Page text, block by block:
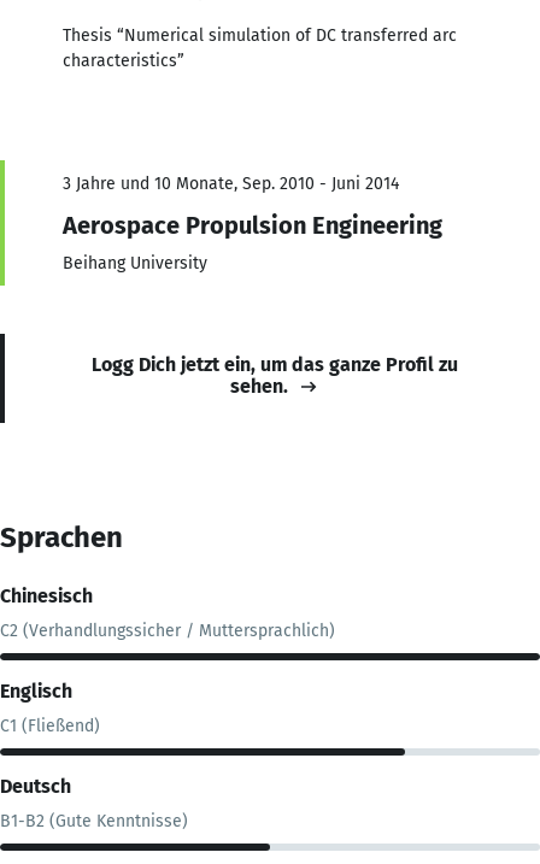
Thesis “Numerical simulation of DC transferred arc
characteristics”
3 Jahre und 10 Monate, Sep. 2010 - Juni 2014
Aerospace Propulsion Engineering
Beihang University
Logg Dich jetzt ein, um das ganze Profil zu
sehen.
Sprachen
Chinesisch
C2 (Verhandlungssicher / Muttersprachlich)
Englisch
C1 (Fließend)
Deutsch
B1-B2 (Gute Kenntnisse)